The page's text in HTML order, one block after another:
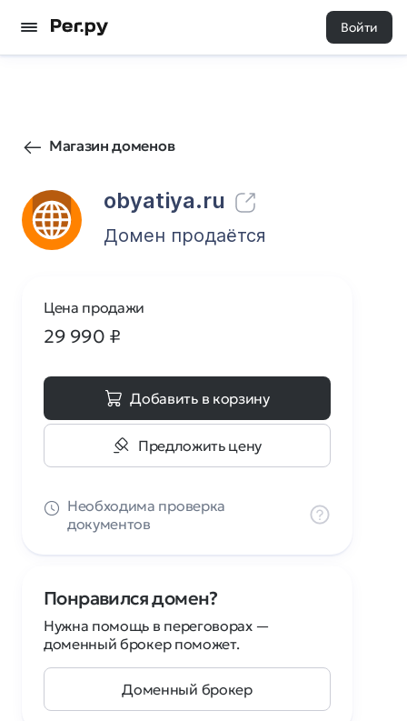
Войти
Магазин доменов
obyatiya.ru
4 0
Домен продаётся
Цена продажи
29 990 ₽
Добавить в корзину
Предложить цену
Необходима проверка
документов
Понравился домен?
Нужна помощь в переговорах —
доменный брокер поможет.
Доменный брокер